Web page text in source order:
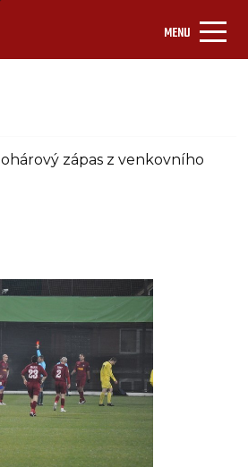
MENU
zápas z venkovního